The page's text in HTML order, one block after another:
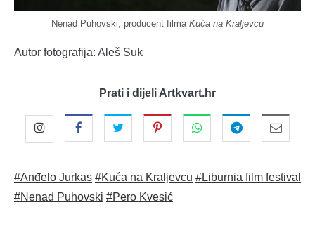
Nenad Puhovski, producent filma Kuća na Kraljevcu
Autor fotografija: Aleš Suk
Prati i dijeli Artkvart.hr
#Anđelo Jurkas #Kuća na Kraljevcu #Liburnia film festival
#Nenad Puhovski #Pero Kvesić